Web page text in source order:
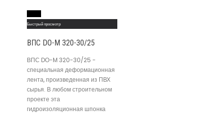
Быстрый просмотр
ВПС DО-M 320-30/25
ВПС DО-M 320-30/25 -
специальная деформационная
лента, произведенная из ПВХ
сырья. В любом строительном
проекте эта
гидроизоляционная шпонка